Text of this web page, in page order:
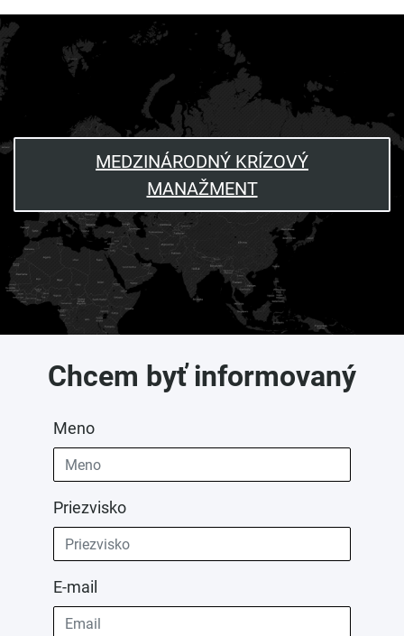
MEDZINÁRODNÝ KRÍZOVÝ
MANAŽMENT
Chcem byť informovaný
Meno
Priezvisko
E-mail